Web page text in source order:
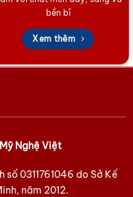
Đại Bái
Mô hìnhtại đây
Nghiệp kháctại đây
Nghệ Việt
bền bỉ
Xem thêm
Nghệ Việt
số0311761046 do Sở Kế
năm 2012.